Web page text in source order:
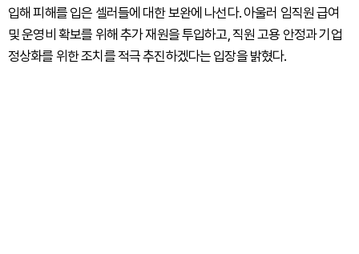
입해 피해를 입은 셀러들에 대한 보완에 나선다. 아울러 임직원 급여
및 운영비 확보를 위해 추가 재원을 투입하고, 직원 고용 안정과 기업
정상화를 위한 조치를 적극 추진하겠다는 입장을 밝혔다.